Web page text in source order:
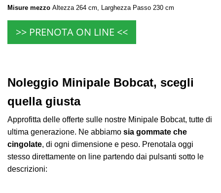
Misure mezzo Altezza 264 cm, Larghezza Passo 230 cm
>> PRENOTA ON LINE <<
Noleggio Minipale Bobcat, scegli
quella giusta
Approfitta delle offerte sulle nostre Minipale Bobcat, tutte di
ultima generazione. Ne abbiamo sia gommate che
cingolate, di ogni dimensione e peso. Prenotala oggi
stesso direttamente on line partendo dai pulsanti sotto le
descrizioni: